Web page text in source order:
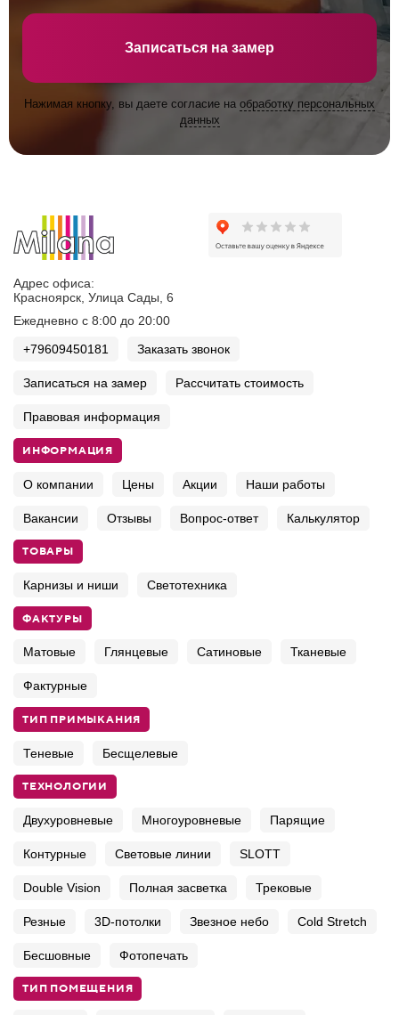
Записаться на замер
Нажимая кнопку, вы даете согласие на обработку персональных
данных
Адрес офиса:
Красноярск, Улица Сады, 6
Ежедневно с 8:00 до 20:00
+79609450181
Заказать звонок
Записаться на замер Рассчитать стоимость
Правовая информация
ИНФОРМАЦИЯ
О компании Цены Акции Наши работы
Вакансии Отзывы Вопрос-ответ Калькулятор
ТОВАРЫ
Карнизы и ниши Светотехника
ФАКТУРЫ
Матовые Глянцевые Сатиновые Тканевые
Фактурные
ТИП ПРИМЫКАНИЯ
Теневые Бесщелевые
ТЕХНОЛОГИИ
Двухуровневые Многоуровневые Парящие
Контурные Световые линии SLOTT
Double Vision Полная засветка Трековые
Резные 3D-потолки Звезное небо Cold Stretch
Бесшовные Фотопечать
ТИП ПОМЕЩЕНИЯ